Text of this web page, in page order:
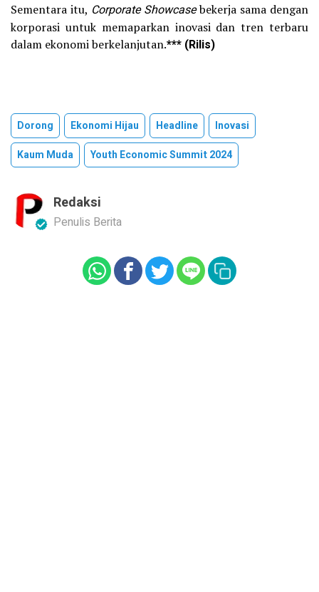
Sementara itu, Corporate Showcasebekerja sama dengan
korporasi untuk memaparkan inovasi dan tren terbaru
dalam ekonomi berkelanjutan.*** (Rilis)
Dorong Ekonomi Hijau Headline
Inovasi
Kaum Muda
Youth Economic Summit 2024
Redaksi
Penulis Berita